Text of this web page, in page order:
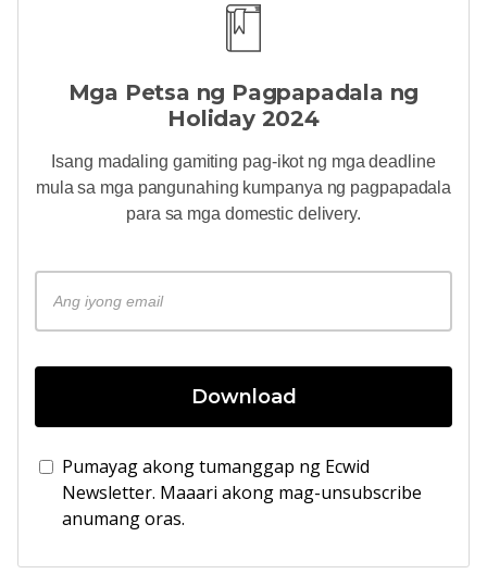
Mga Petsa ng Pagpapadala ng
Holiday 2024
Isang madaling gamiting pag-ikotng mga deadline
mula sa mga pangunahing kumpanya ng pagpapadala
para sa mga domestic delivery.
Download
Pumayag akong tumanggap ng Ecwid
Newsletter. Maaari akong mag-unsubscribe
anumang oras.